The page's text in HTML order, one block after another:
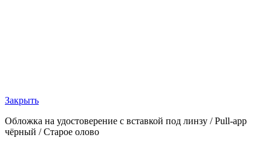
Закрыть
Обложка на удостоверение с вставкой под линзу / Pull-app
чёрный / Старое олово